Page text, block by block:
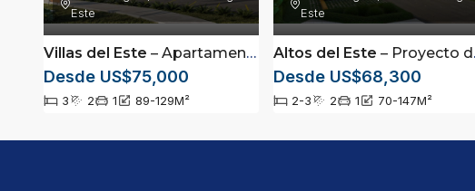
Este
Villas del Este – Apartamentos aplicables para Bono primera vivienda en Santo Domingo Este
Desde US$75,000
3 2 1 89-129M²
Este
Altos del Este – Proyecto de apartamentos ubicado en Santo Domingo Este próximo Avenida ecológica
Desde US$68,300
2-3 2 1 70-147M²